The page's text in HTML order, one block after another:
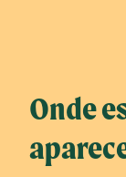
Onde